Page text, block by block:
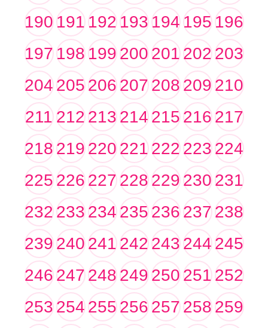
190191192193194195196
197198199200201202203
204205206207208209210
211212213214215216217
218219220221222223224
225226227228229230231
232233234235236237238
239240241242243244245
246247248249250251252
253254255256257258259